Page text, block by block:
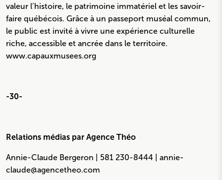
valeur l’histoire, le patrimoine immatériel et les savoir-
faire québécois. Grâce à un passeport muséal commun,
le public est invité à vivre une expérience culturelle
riche, accessible et ancrée dans le territoire.
www.capauxmusees.org
-30-
Relations médias par Agence Théo
Annie-Claude Bergeron | 581 230-8444 | annie-
claude@agencetheo.com